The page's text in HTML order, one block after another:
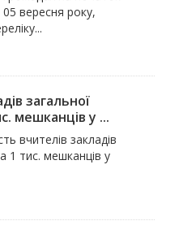
вересня року,
загальної
мешканців у ...
вчителів закладів
1 тис. мешканців у